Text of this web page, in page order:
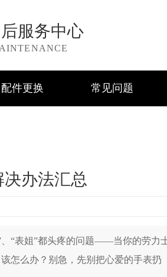
服务中心
配件更换 常见问题
办法汇总
“表姐”都头疼的问题——当你的劳力
怎么办？别急，先别把心爱的手表扔